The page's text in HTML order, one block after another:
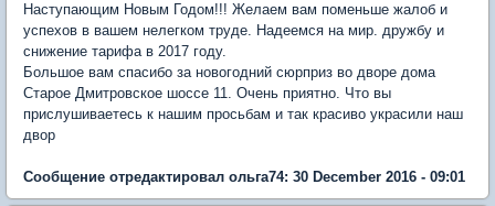
Наступающим Новым Годом!!! Желаем вам поменьше жалоб и
успехов в вашем нелегком труде. Надеемся на мир. дружбу и
снижение тарифа в 2017 году.
Большое вам спасибо за новогодний сюрприз во дворе дома
Старое Дмитровское шоссе 11. Очень приятно. Что вы
прислушиваетесь к нашим просьбам и так красиво украсили наш
двор
Сообщение отредактировал ольга74: 30 December 2016 - 09:01